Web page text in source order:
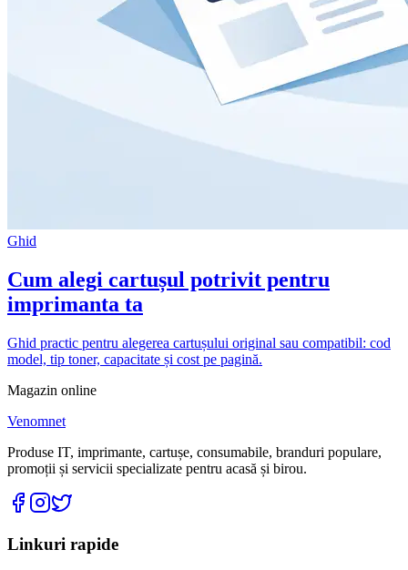
Ghid
Cum alegi cartușul potrivit pentru
imprimanta ta
Ghid practic pentru alegerea cartușului original sau compatibil: cod
model, tip toner, capacitate și cost pe pagină.
Magazin online
Venomnet
Produse IT, imprimante, cartușe, consumabile, branduri populare,
promoții și servicii specializate pentru acasă și birou.
Linkuri rapide